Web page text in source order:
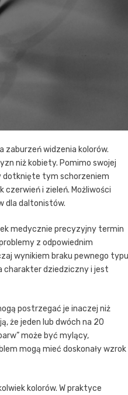
zaburzeń widzenia kolorów.
niż kobiety. Pomimo swojej
dotknięte tym schorzeniem
i zieleń. Możliwości
dla daltonistów.
medycznie precyzyjny termin
z odpowiednim
wynikiem braku pewnego typu
charakter dziedziczny i jest
postrzegać je inaczej niż
że jeden lub dwóch na 20
może być mylący,
mogą mieć doskonały wzrok
kolorów. W praktyce